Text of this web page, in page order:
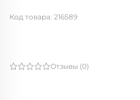
Отзывы (0)
Код товара: 216589